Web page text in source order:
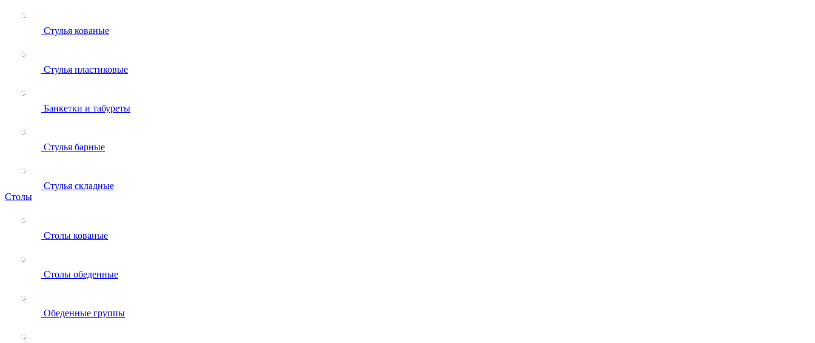
Стулья кованые
Стулья пластиковые
Банкетки и табуреты
Стулья барные
Стулья складные
Столы
Столы кованые
Столы обеденные
Обеденные группы